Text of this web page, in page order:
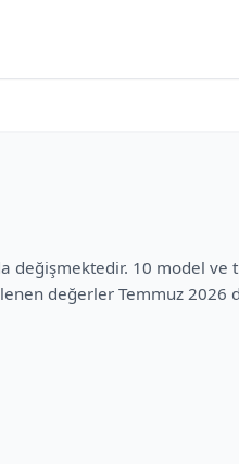
değişmektedir. 10 model ve
değerler Temmuz 2026